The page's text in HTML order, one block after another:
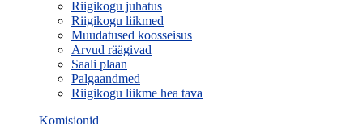
Riigikogu juhatus
Riigikogu liikmed
Muudatused koosseisus
Arvud räägivad
Saali plaan
Palgaandmed
Riigikogu liikme hea tava
Komisjonid